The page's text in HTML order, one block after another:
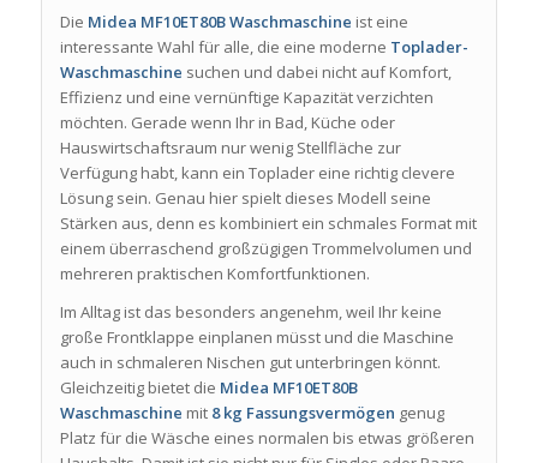
Die Midea MF10ET80B Waschmaschine ist eine
interessante Wahl für alle, die eine moderne Toplader-
Waschmaschine suchen und dabei nicht auf Komfort,
Effizienz und eine vernünftige Kapazität verzichten
möchten. Gerade wenn Ihr in Bad, Küche oder
Hauswirtschaftsraum nur wenig Stellfläche zur
Verfügung habt, kann ein Toplader eine richtig clevere
Lösung sein. Genau hier spielt dieses Modell seine
Stärken aus, denn es kombiniert ein schmales Format mit
einem überraschend großzügigen Trommelvolumen und
mehreren praktischen Komfortfunktionen.
Im Alltag ist das besonders angenehm, weil Ihr keine
große Frontklappe einplanen müsst und die Maschine
auch in schmaleren Nischen gut unterbringen könnt.
Gleichzeitig bietet die Midea MF10ET80B
Waschmaschine mit 8 kg Fassungsvermögen genug
Platz für die Wäsche eines normalen bis etwas größeren